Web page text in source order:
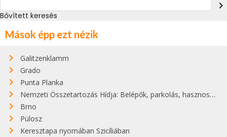
navigate_next
Bővített keresés
Mások épp ezt nézik
Galitzenklamm
Grado
Punta Planka
Nemzeti Összetartozás Hídja: Belépők, parkolás, hasznos infók
Brno
Pülosz
Keresztapa nyomában Szicíliában